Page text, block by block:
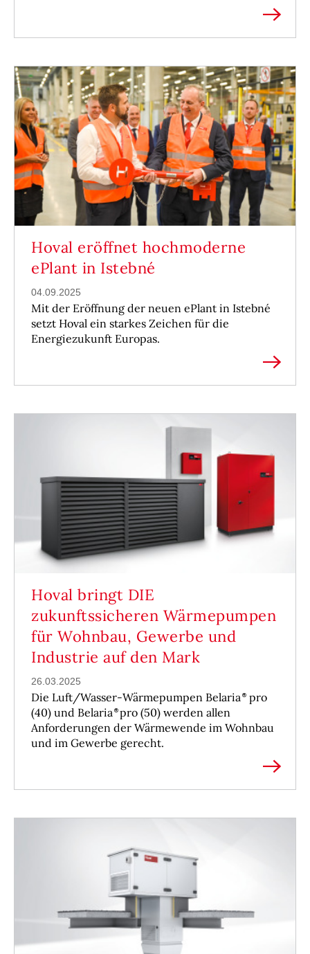
Hoval eröffnet hochmoderne
ePlant in Istebné
04.09.2025
Mit der Eröffnung der neuen ePlant in Istebné
setzt Hoval ein starkes Zeichen für die
Energiezukunft Europas.
Hoval bringt DIE
zukunftssicheren Wärmepumpen
für Wohnbau, Gewerbe und
Industrie auf den Mark
26.03.2025
Die Luft/Wasser-Wärmepumpen Belaria pro
(40) und Belaria pro (50) werden allen
Anforderungen der Wärmewende im Wohnbau
und im Gewerbe gerecht.